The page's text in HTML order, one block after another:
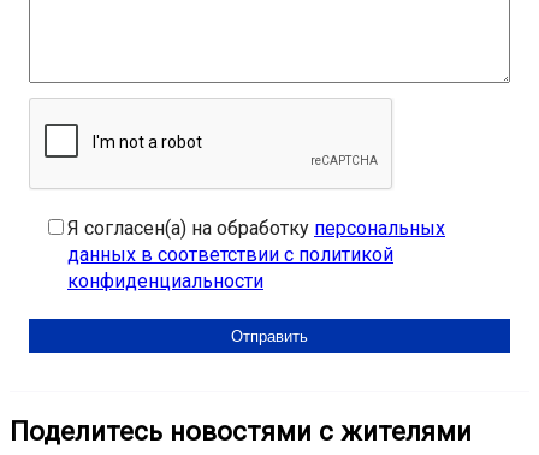
Я согласен(а) на обработку персональных
данных в соответствии с политикой
конфиденциальности
Поделитесь новостями с жителями